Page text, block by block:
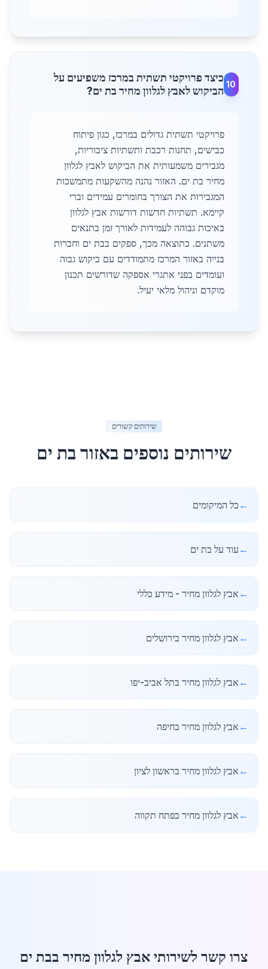
10
כיצד פרויקטי תשתית במרכז משפיעים על
הביקוש לאבץ לגלוון מחיר בת ים?
פרויקטי תשתית גדולים במרכז, כגון פיתוח
כבישים, תחנות רכבת ותשתיות ציבוריות,
מגבירים משמעותית את הביקוש לאבץ לגלוון
מחיר בת ים. האזור נהנה מהשקעות מתמשכות
המגבירות את הצורך בחומרים עמידים וברי
קיימא. תשתיות חדשות דורשות אבץ לגלוון
באיכות גבוהה לעמידות לאורך זמן בתנאים
משתנים. כתוצאה מכך, ספקים בבת ים וחברות
בנייה באזור המרכז מתמודדים עם ביקוש גבוה
ועומדים בפני אתגרי אספקה שדורשים תכנון
מוקדם וניהול מלאי יעיל.
שירותים קשורים
שירותים נוספים באזורבת ים
← כל המיקומים
← עוד על בת ים
← אבץ לגלוון מחיר - מידע כללי
← אבץ לגלוון מחיר בירושלים
← אבץ לגלוון מחיר בתל אביב-יפו
← אבץ לגלוון מחיר בחיפה
← אבץ לגלוון מחיר בראשון לציון
← אבץ לגלוון מחיר בפתח תקווה
צרו קשר לשירותי אבץ לגלוון מחיר בבת ים